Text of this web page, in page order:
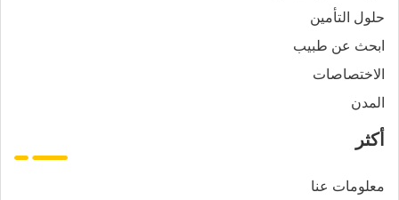
حلول التأمين
ابحث عن طبيب
الاختصاصات
المدن
أكثر
معلومات عنا